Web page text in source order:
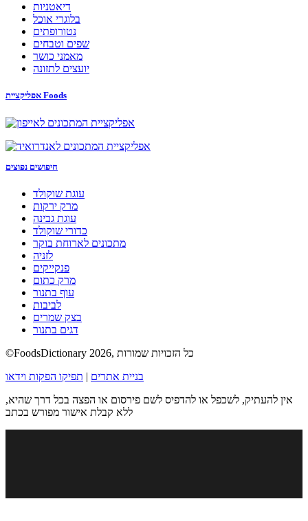
דיאטניות
בלוגרי אוכל
נטורופתים
שפים וטבחים
מאמני כושר
יועצים לתזונה
אפליקציית Foods
חיפושים נפוצים
עוגת שוקולד
מרק ירקות
עוגת גבינה
כדורי שוקולד
מתכונים לארוחת בוקר
לזניה
פנקייקים
מרק כתום
עוף בתנור
לביבות
בצק שמרים
דגים בתנור
©FoodsDictionary 2026, כל הזכויות שמורות
בניית אתרים | תפיקו הפקות וידאו
אין להעתיק, לשכפל או להדפיס לשם פירסום או הפצה בכל דרך שהיא,
ללא קבלת אישור מפורש בכתב